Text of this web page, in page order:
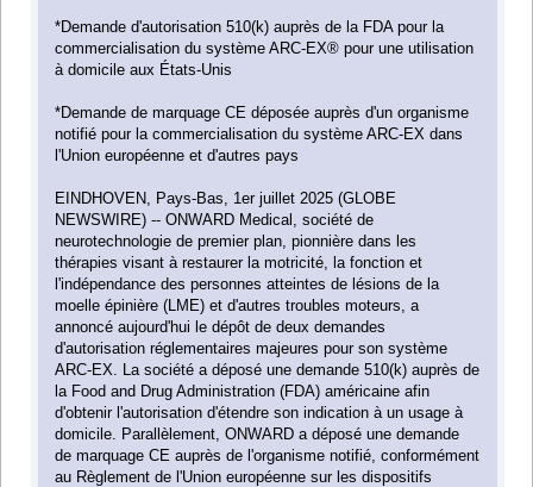
*Demande d'autorisation 510(k) auprès de la FDA pour la
commercialisation du système ARC-EX® pour une utilisation
à domicile aux États-Unis
*Demande de marquage CE déposée auprès d'un organisme
notifié pour la commercialisation du système ARC-EX dans
l'Union européenne et d'autres pays
EINDHOVEN, Pays-Bas, 1er juillet 2025 (GLOBE
NEWSWIRE) -- ONWARD Medical, société de
neurotechnologie de premier plan, pionnière dans les
thérapies visant à restaurer la motricité, la fonction et
l'indépendance des personnes atteintes de lésions de la
moelle épinière (LME) et d'autres troubles moteurs, a
annoncé aujourd'hui le dépôt de deux demandes
d'autorisation réglementaires majeures pour son système
ARC-EX. La société a déposé une demande 510(k) auprès de
la Food and Drug Administration (FDA) américaine afin
d'obtenir l'autorisation d'étendre son indication à un usage à
domicile. Parallèlement, ONWARD a déposé une demande
de marquage CE auprès de l'organisme notifié, conformément
au Règlement de l'Union européenne sur les dispositifs